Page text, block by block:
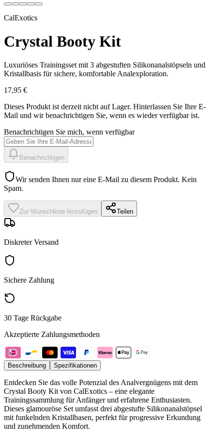
CalExotics
Crystal Booty Kit
Luxuriöses Trainingsset mit 3 abgestuften Silikonanalstöpseln und
Kristallbasis für sichere, komfortable Analexploration.
17,95 €
Dieses Produkt ist derzeit nicht auf Lager. Hinterlassen Sie Ihre E-
Mail und wir benachrichtigen Sie, wenn es wieder verfügbar ist.
Benachrichtigen Sie mich, wenn verfügbar
Benachrichtigen
Wir senden Ihnen nur eine E-Mail zu diesem Produkt. Kein
Spam.
Zur Wunschliste hinzufügen Teilen
Diskreter Versand
Sichere Zahlung
30 Tage Rückgabe
Akzeptierte Zahlungsmethoden
Beschreibung Spezifikationen
Entdecken Sie das volle Potenzial des Analvergnügens mit dem
Crystal Booty Kit von CalExotics – eine elegante
Trainingssammlung für Anfänger und erfahrene Enthusiasten.
Dieses glamouröse Set umfasst drei abgestufte Silikonanalstöpsel
mit funkelnden Kristallbasen, perfekt für progressive Erkundung
und zunehmenden Komfort.